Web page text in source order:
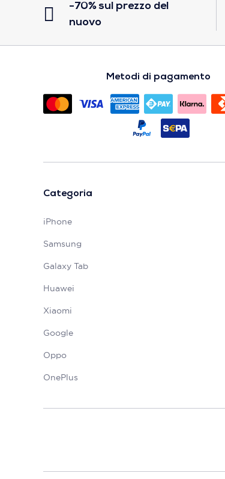
-70% sul prezzo del
nuovo
Metodi di pagamento
Categoria
iPhone
Samsung
Galaxy Tab
Huawei
Xiaomi
Google
Oppo
OnePlus